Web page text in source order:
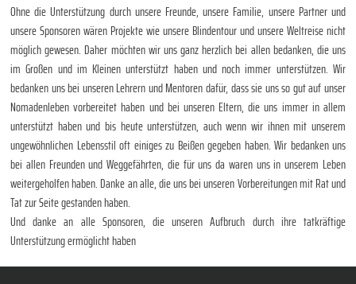
Ohne die Unterstützung durch unsere Freunde, unsere Familie, unsere Partner und
unsere Sponsoren wären Projekte wie unsere Blindentour und unsere Weltreise nicht
möglich gewesen. Daher möchten wir uns ganz herzlich bei allen bedanken, die uns
im Großen und im Kleinen unterstützt haben und noch immer unterstützen. Wir
bedanken uns bei unseren Lehrern und Mentoren dafür, dass sie uns so gut auf unser
Nomadenleben vorbereitet haben und bei unseren Eltern, die uns immer in allem
unterstützt haben und bis heute unterstützen, auch wenn wir ihnen mit unserem
ungewöhnlichen Lebensstil oft einiges zu Beißen gegeben haben. Wir bedanken uns
bei allen Freunden und Weggefährten, die für uns da waren uns in unserem Leben
weitergeholfen haben. Danke an alle, die uns bei unseren Vorbereitungen mit Rat und
Tat zur Seite gestanden haben.
Und danke an alle Sponsoren, die unseren Aufbruch durch ihre tatkräftige
Unterstützung ermöglicht haben